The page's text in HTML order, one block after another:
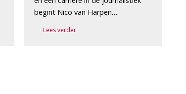
begint Nico van Harpen…
Lees verder